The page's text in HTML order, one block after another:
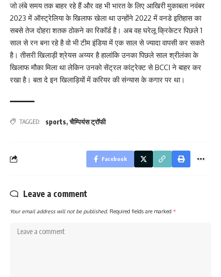
जो लंबे समय तक बाहर रहे हैं और वह भी भारत के लिए आखिरी मुकाबला नवंबर
2023 में ऑस्ट्रेलिया के खिलाफ खेला था उन्होंने 2022 में वनडे इतिहास का
सबसे तेज दोहरा शतक ठोकने का रिकॉर्ड है। अब वह घरेलू क्रिकेटर पिछले 1
साल से रन बना रहे है वो भी टीम इंडिया में एक साल से ज्यादा वापसी कर सकते
है। तीसरी खिलाड़ी श्रेयस अय्यर है हालांकि उनका पिछले साल श्रीलंका के
खिलाफ मौका मिला था लेकिन उनको सेंट्रल कांट्रेक्ट से BCCI ने बाहर कर
रखा है। बता दे इन खिलाड़ियों में करियर की संन्यास के कगार पर था।
TAGGED: sports,चैम्पियंस ट्रॉफी
Facebook
Leave a comment
Your email address will not be published. Required fields are marked *